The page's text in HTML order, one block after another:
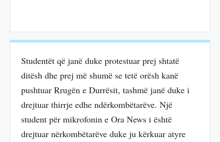
Studentët që janë duke protestuar prej shtatë
ditësh dhe prej më shumë se tetë orësh kanë
pushtuar Rrugën e Durrësit, tashmë janë duke i
drejtuar thirrje edhe ndërkombëtarëve. Një
student për mikrofonin e Ora News i është
drejtuar nërkombëtarëve duke ju kërkuar atyre